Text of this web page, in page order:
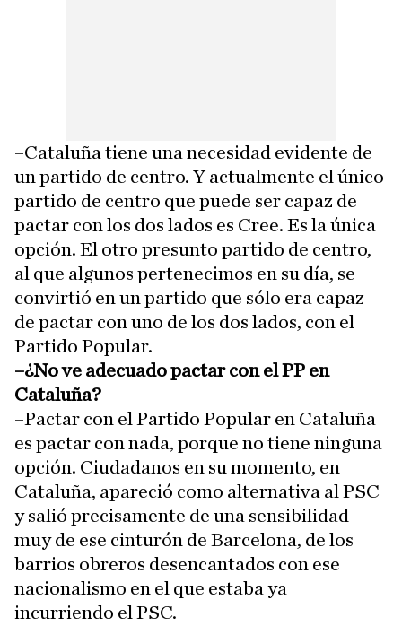
–Cataluña tiene una necesidad evidente de
un partido de centro. Y actualmente el único
partido de centro que puede ser capaz de
pactar con los dos lados es Cree. Es la única
opción. El otro presunto partido de centro,
al que algunos pertenecimos en su día, se
convirtió en un partido que sólo era capaz
de pactar con uno de los dos lados, con el
Partido Popular.
–¿No ve adecuado pactar con el PP en
Cataluña?
–Pactar con el Partido Popular en Cataluña
es pactar con nada, porque no tiene ninguna
opción. Ciudadanos en su momento, en
Cataluña, apareció como alternativa al PSC
y salió precisamente de una sensibilidad
muy de ese cinturón de Barcelona, de los
barrios obreros desencantados con ese
nacionalismo en el que estaba ya
incurriendo el PSC.